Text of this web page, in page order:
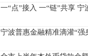
一“点”接入 一“链”共享
宁波普惠金融精准滴灌“强